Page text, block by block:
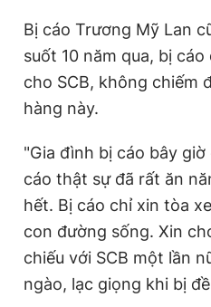
Bị cáo Trương Mỹ Lan
suốt 10 năm qua, bị
cho SCB, không chiếm
hàng này.
"Gia đình bị cáo bây
cáo thật sự đã rất ăn
hết. Bị cáo chỉ xin tòa
con đường sống. Xin
chiếu với SCB một lần
ngào, lạc giọng khi bị